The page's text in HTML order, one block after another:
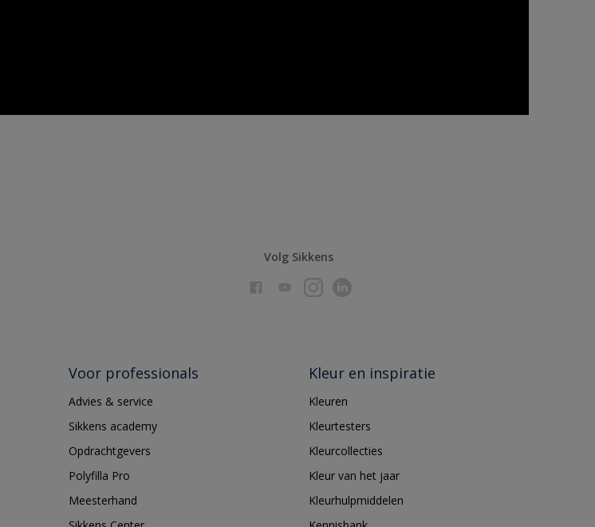
Volg Sikkens
Voor professionals
Advies & service
Sikkens academy
Opdrachtgevers
Polyfilla Pro
Meesterhand
Kleur en inspiratie
Kleuren
Kleurtesters
Kleurcollecties
Kleur van het jaar
Kleurhulpmiddelen